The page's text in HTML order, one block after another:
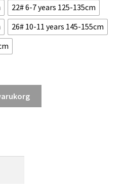
22# 6-7 years 125-135cm
26# 10-11 years 145-155cm